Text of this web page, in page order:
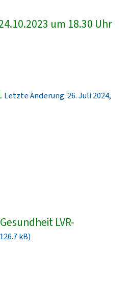
um 18.30 Uhr
Letzte Änderung: 26. Juli 2024,
LVR-
kB)